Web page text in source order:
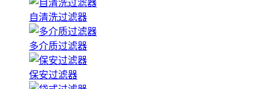
自清洗过滤器
多介质过滤器
保安过滤器